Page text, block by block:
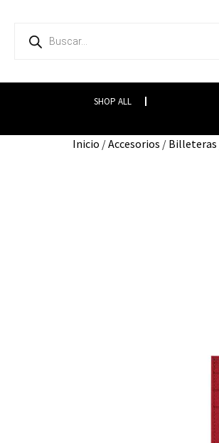
SHOP ALL
Inicio /Accesorios / Billeteras